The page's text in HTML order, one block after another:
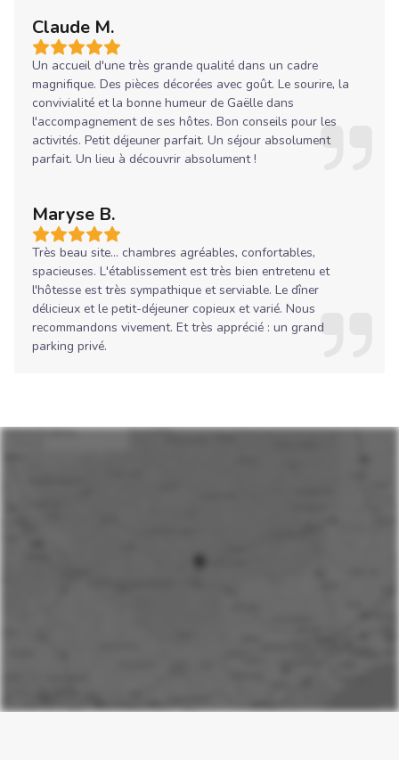
Claude M.
Un accueil d'une très grande qualité dans un cadre
magnifique. Des pièces décorées avec goût. Le sourire, la
convivialité et la bonne humeur de Gaëlle dans
l'accompagnement de ses hôtes. Bon conseils pour les
activités. Petit déjeuner parfait. Un séjour absolument
parfait. Un lieu à découvrir absolument !
Maryse B.
Très beau site... chambres agréables, confortables,
spacieuses. L'établissement est très bien entretenu et
l'hôtesse est très sympathique et serviable. Le dîner
délicieux et le petit-déjeuner copieux et varié. Nous
recommandons vivement. Et très apprécié : un grand
parking privé.